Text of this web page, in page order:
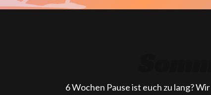
6 Wochen Pause ist euch zu lang?